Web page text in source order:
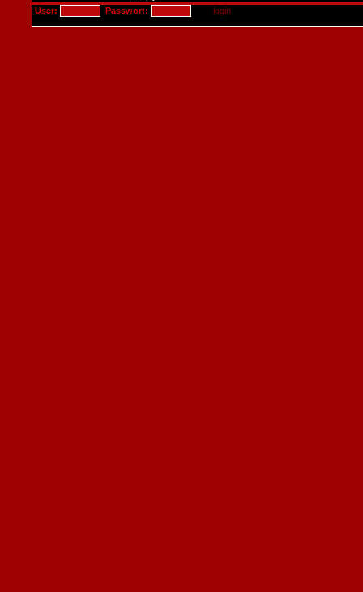
User:
Passwort: